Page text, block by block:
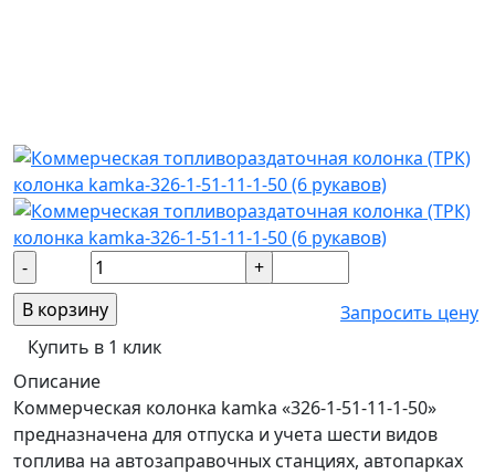
Запросить цену
Купить в 1 клик
Описание
Коммерческая колонка kamka «326-1-51-11-1-50»
предназначена для отпуска и учета шести видов
топлива на автозаправочных станциях, автопарках